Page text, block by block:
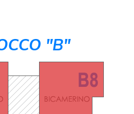
"B"